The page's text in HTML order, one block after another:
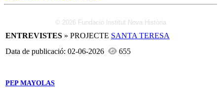
© 2026 Fundació Institut Nova Història
ENTREVISTES » PROJECTE SANTA TERESA
Data de publicació: 02-06-2026
655
PEP MAYOLAS